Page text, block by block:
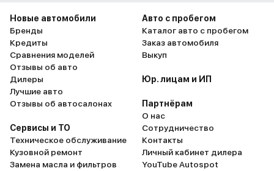
Новые автомобили
Бренды
Кредиты
Сравнения моделей
Отзывы об авто
Дилеры
Лучшие авто
Отзывы об автосалонах
Сервисы и ТО
Техническое обслуживание
Кузовной ремонт
Замена масла и фильтров
Авто с пробегом
Каталог авто с пробегом
Заказ автомобиля
Выкуп
Юр. лицам и ИП
Партнёрам
О нас
Сотрудничество
Контакты
Личный кабинет дилера
YouTube Autospot